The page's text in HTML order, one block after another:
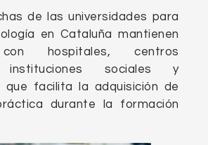
de las universidades para
en Cataluña mantienen
hospitales, centros
instituciones sociales y
que facilita la adquisición de
durante la formación